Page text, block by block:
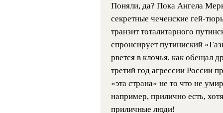
Поняли, да? Пока Ангела
секретные чеченские гей-
транзит тоталитарного
спронсирует путиниский
рвется в клочья, как обещал
третий год агрессии России
«эта страна» не то что не
например, прилично есть,
приличные люди!